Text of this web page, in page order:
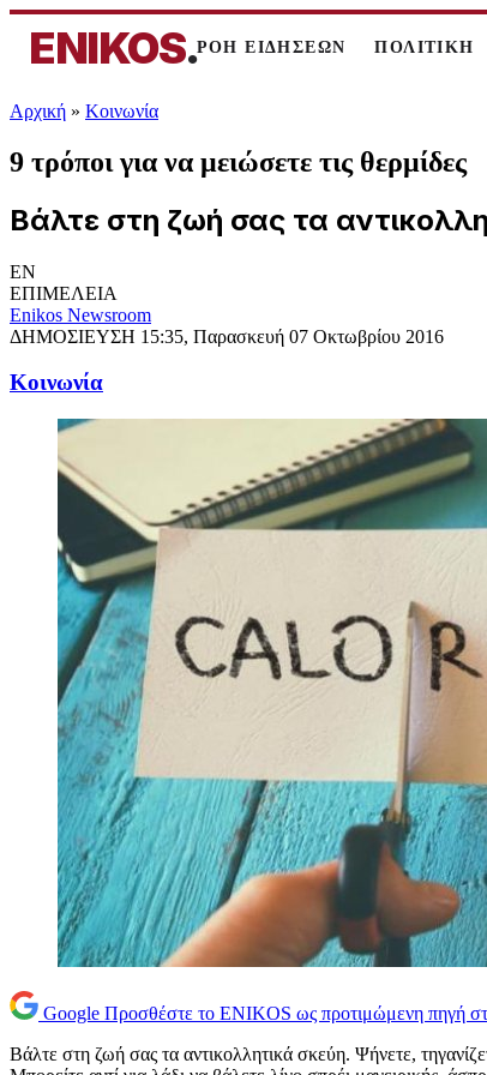
ENIKOS.ΡΟΗ ΕΙΔΗΣΕΩΝ ΠΟΛΙΤΙΚΗ
Αρχική » Κοινωνία
9 τρόποι για να μειώσετε τις θερμίδες
Βάλτε στη ζωή σας τα
EN
ΕΠΙΜΕΛΕΙΑ
Enikos Newsroom
ΔΗΜΟΣΙΕΥΣΗ 15:35, Παρασκευή 07 Οκτωβρίου 2016
Κοινωνία
Google Προσθέστε το ENIKOS ως προτιμώμενη πηγή
Βάλτε στη ζωή σας τα αντικολλητικά σκεύη. Ψήνετε,